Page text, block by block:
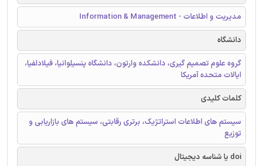
مدیریت و اطلاعات - Information & Management
دانشگاه
گروه علوم تصمیم گیری، دانشکده وارتون، دانشگاه پنسیلوانیا، فیلادلفیا،
ایالات متحده آمریکا
کلمات کلیدی
سیستم های اطلاعات استراتژیک، برتری رقابتی، سیستم های بازاریابی و
توزیع
doi یا شناسه دیجیتال